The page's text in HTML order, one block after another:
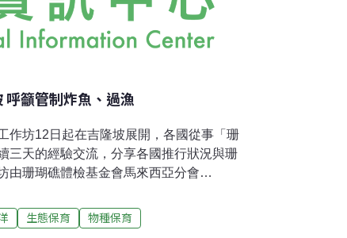
籲管制炸魚、過漁
作坊12日起在吉隆坡展開，各國從事「珊
三天的經驗交流，分享各國推行狀況與珊
由珊瑚礁體檢基金會馬來西亞分會
瑚礁區所面臨的威脅直言不諱指出：「全
是污染、陸地發展，而是過漁！」他分享
生態保育 物種保育